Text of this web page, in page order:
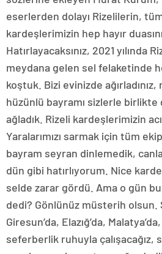
eserlerden dolayı Rizelilerin,
kardeşlerimizin hep hayır duasını
Hatırlayacaksınız, 2021 yılında
meydana gelen sel felaketinde
koştuk. Bizi evinizde
hüzünlü bayramı sizlerle
ağladık. Rizeli kardeşlerimizin
Yaralarımızı sarmak için tüm
bayram seyran dinlemedik,
dün gibi hatırlıyorum. Nice
selde zarar gördü. Ama o gün
dedi? Gönlünüz müsterih olsun.
Giresun’da, Elazığ’da,
seferberlik ruhuyla çalışacağız,